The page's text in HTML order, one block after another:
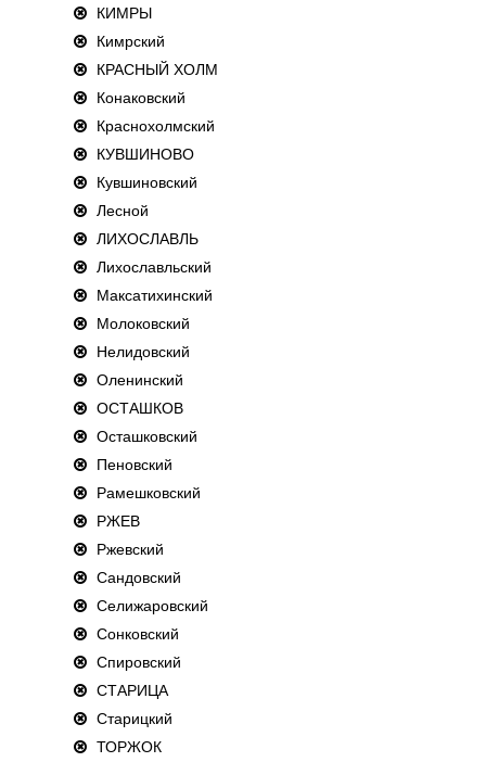
КИМРЫ
Кимрский
КРАСНЫЙ ХОЛМ
Конаковский
Краснохолмский
КУВШИНОВО
Кувшиновский
Лесной
ЛИХОСЛАВЛЬ
Лихославльский
Максатихинский
Молоковский
Нелидовский
Оленинский
ОСТАШКОВ
Осташковский
Пеновский
Рамешковский
РЖЕВ
Ржевский
Сандовский
Селижаровский
Сонковский
Спировский
СТАРИЦА
Старицкий
ТОРЖОК